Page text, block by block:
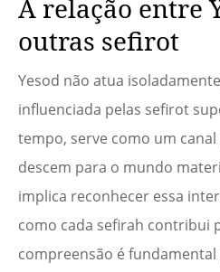
A relação entre
outras sefirot
Yesod não atua
influenciada pelas sefirot
tempo, serve como um
descem para o mundo
implica reconhecer essa
como cada sefirah contribui
compreensão é